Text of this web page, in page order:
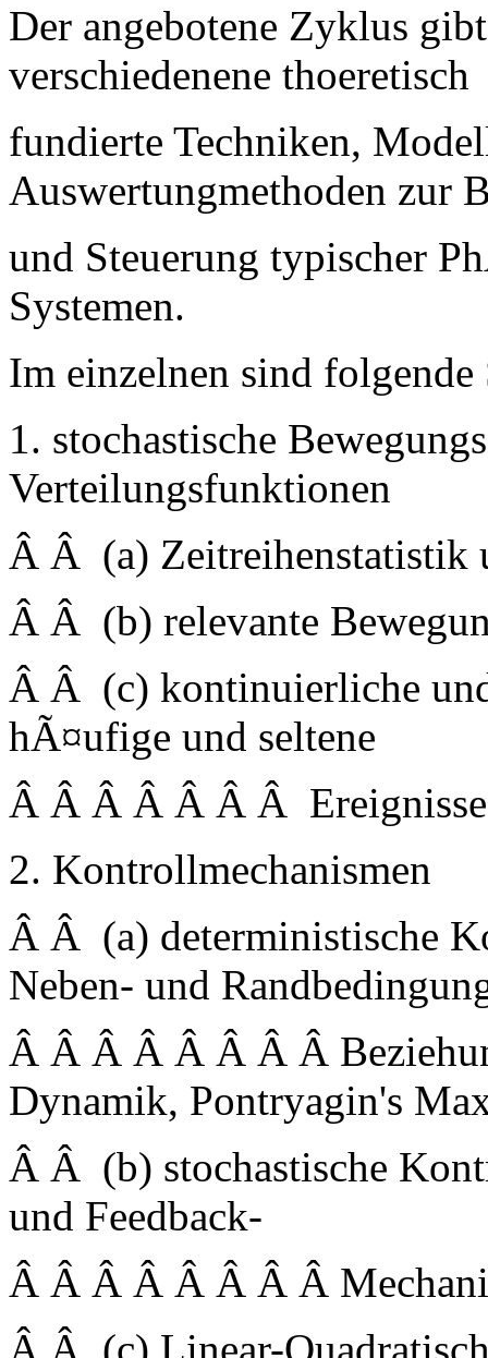
Der angebotene Zyklus
verschiedenene thoeretisch
fundierte Techniken,
Auswertungmethoden zur
und Steuerung typischer
Systemen.
Im einzelnen sind
1. stochastische
Verteilungsfunktionen
Â Â (a) Zeitreihenstatistik
Â Â (b) relevante
Â Â (c) kontinuierliche
hÃ¤ufige und seltene
Â Â Â Â Â Â Â Ereignisse
2. Kontrollmechanismen
Â Â (a) deterministische
Neben- und
Â Â Â Â Â Â Â Â
Dynamik, Pontryagin's
Â Â (b) stochastische
und Feedback-
Â Â Â Â Â Â Â Â
Â Â (c) Linear-